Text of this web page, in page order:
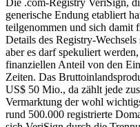
generische Endung etabliert
teilgenommen und sich
Details des Registry-
aber es darf spekuliert
finanziellen Anteil von den
Zeiten. Das
US$ 50 Mio., da zählt jede
Vermarktung der wohl
rund 500.000 registrierte